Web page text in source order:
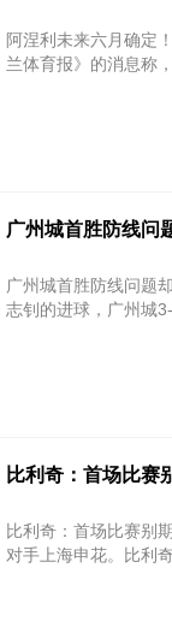
阿涅利未来六月确定！里皮或接替其
兰体育报》的消息称
广州城首胜防线问
广州城首胜防线问题
志钊的进球，广州城
比利奇：首场比赛
比利奇：首场比赛别
对手上海申花。比利